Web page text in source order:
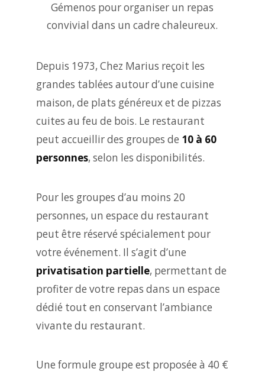
Gémenos pour organiser un repas
convivial dans un cadre chaleureux.
Depuis 1973, Chez Marius reçoit les
grandes tablées autour d’une cuisine
maison, de plats généreux et de pizzas
cuites au feu de bois. Le restaurant
peut accueillir des groupes de 10 à 60
personnes, selon les disponibilités.
Pour les groupes d’au moins 20
personnes, un espace du restaurant
peut être réservé spécialement pour
votre événement. Il s’agit d’une
privatisation partielle, permettant de
profiter de votre repas dans un espace
dédié tout en conservant l’ambiance
vivante du restaurant.
Une formule groupe est proposée à 40 €